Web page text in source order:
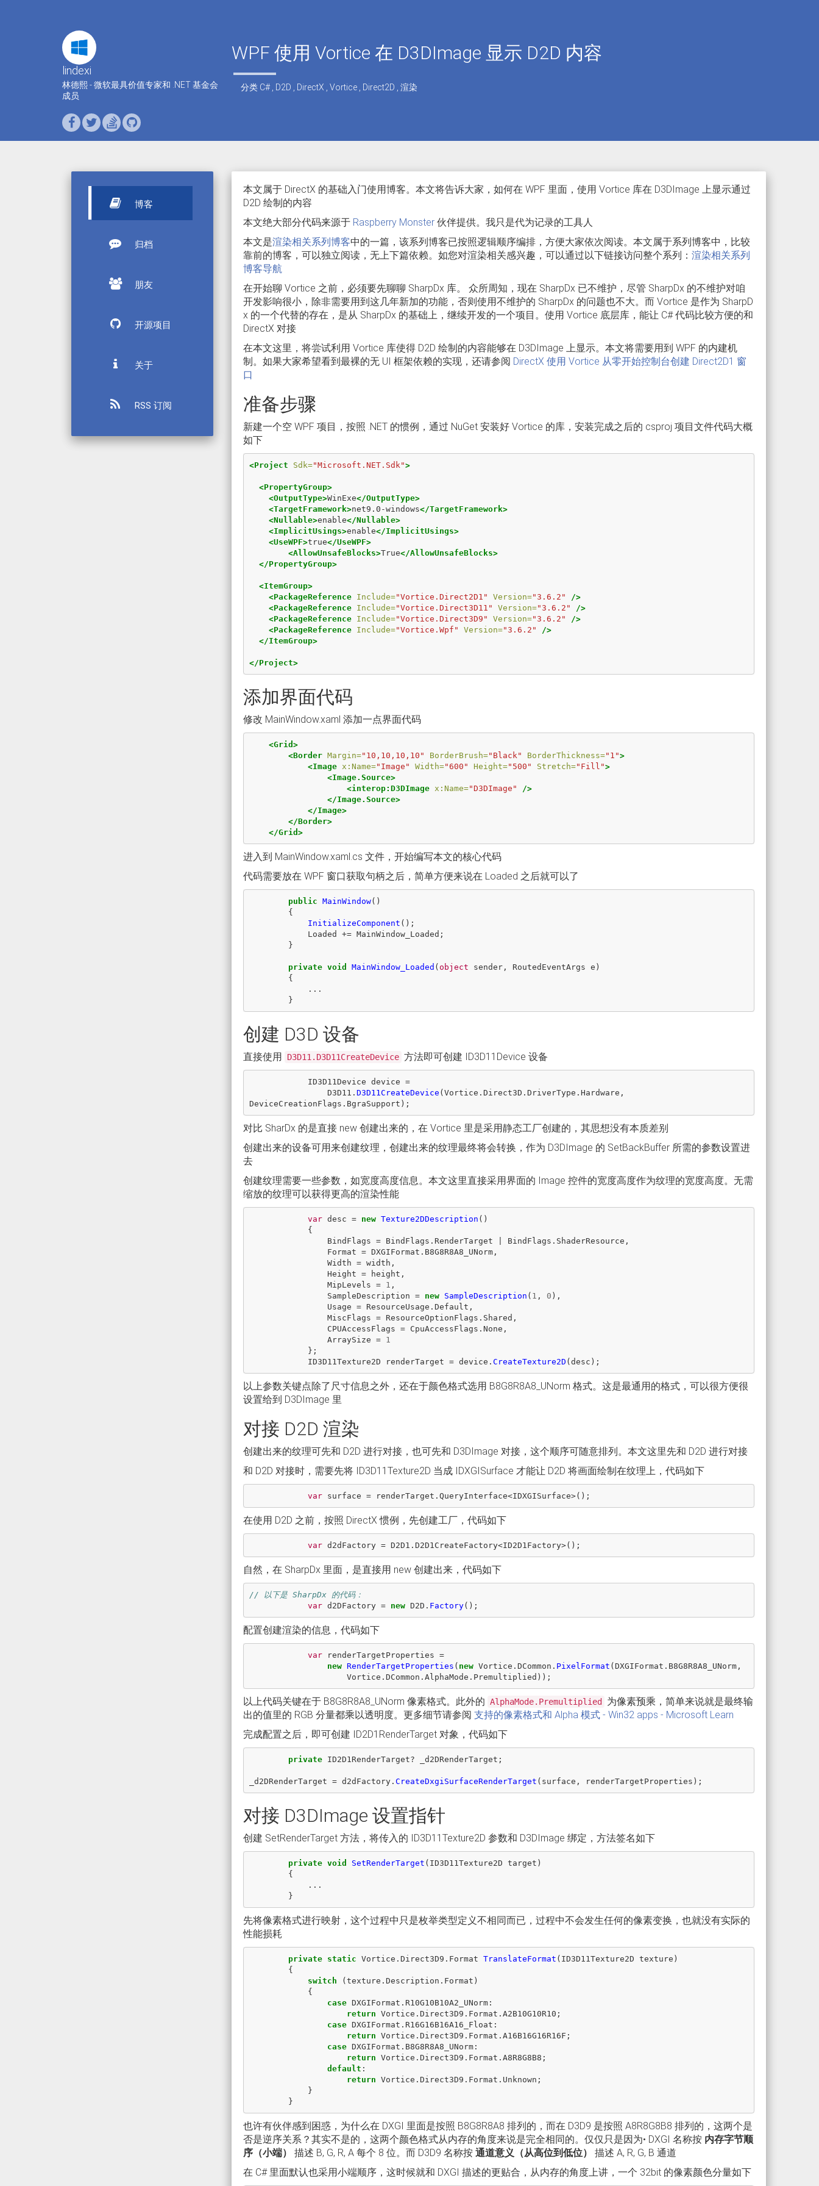
lindexi
林德熙 - 微软最具价值专家和 .NET 基金会
成员
WPF 使用 Vortice 在 D3DImage 显示 D2D 内容
分类 C#, D2D DirectX Vortice, Direct2D 渲染
博客
归档
朋友
开源项目
关于
RSS 订阅
本文属于 DirectX 的基础入门使用博客。本文将告诉大家，如何在 WPF 里面，使用 Vortice 库在 D3DImage 上显示通过
D2D 绘制的内容
本文绝大部分代码来源于 Raspberry Monster伙伴提供。我只是代为记录的工具人
本文是渲染相关系列博客中的一篇，该系列博客已按照逻辑顺序编排，方便大家依次阅读。本文属于系列博客中，比较
靠前的博客，可以独立阅读，无上下篇依赖。如您对渲染相关感兴趣，可以通过以下链接访问整个系列： 渲染相关系列
博客导航
在开始聊 Vortice 之前，必须要先聊聊 SharpDx 库。 众所周知，现在 SharpDx 已不维护，尽管 SharpDx 的不维护对咱
开发影响很小，除非需要用到这几年新加的功能，否则使用不维护的 SharpDx 的问题也不大。而 Vortice 是作为 SharpD
x 的一个代替的存在，是从 SharpDx 的基础上，继续开发的一个项目。使用 Vortice 底层库，能让 C# 代码比较方便的和
DirectX 对接
在本文这里，将尝试利用 Vortice 库使得 D2D 绘制的内容能够在 D3DImage 上显示。本文将需要用到 WPF 的内建机
制。如果大家希望看到最裸的无 UI 框架依赖的实现，还请参阅 DirectX 使用 Vortice 从零开始控制台创建 Direct2D1 窗
口
准备步骤
新建一个空 WPF 项目，按照 .NET 的惯例，通过 NuGet 安装好 Vortice 的库，安装完成之后的 csproj 项目文件代码大概
如下
<Project Sdk="Microsoft.NET.Sdk">
<PropertyGroup>
<OutputType>WinExe</OutputType>
<TargetFramework>net9.0-windows</TargetFramework>
<Nullable>enable</Nullable>
<ImplicitUsings>enable</ImplicitUsings>
<UseWPF>true</UseWPF>
<AllowUnsafeBlocks>True</AllowUnsafeBlocks>
</PropertyGroup>
<ItemGroup>
<PackageReference Include="Vortice.Direct2D1" Version="3.6.2"
/>
<PackageReference Include="Vortice.Direct3D11" Version="3.6.2"
/>
<PackageReference Include="Vortice.Direct3D9" Version="3.6.2"
/>
<PackageReference Include="Vortice.Wpf" Version="3.6.2"
/>
</ItemGroup>
</Project>
添加界面代码
修改 MainWindow.xaml 添加一点界面代码
<Grid>
<Border Margin="10,10,10,10" BorderBrush="Black" BorderThickness="1">
<Image x:Name="Image" Width="600" Height="500" Stretch="Fill">
<Image.Source>
<interop:D3DImage x:Name="D3DImage"
/>
</Image.Source>
</Image>
</Border>
</Grid>
进入到 MainWindow.xaml.cs 文件，开始编写本文的核心代码
代码需要放在 WPF 窗口获取句柄之后，简单方便来说在 Loaded 之后就可以了
public MainWindow()
{
InitializeComponent ();
Loaded
+= MainWindow_Loaded ;
}
private void MainWindow_Loaded (object sender , RoutedEventArgs e )
{
...
}
创建 D3D 设备
直接使用 D3D11.D3D11CreateDevice 方法即可创建 ID3D11Device 设备
ID3D11Device device =
D3D11 . D3D11CreateDevice (Vortice . Direct3D . DriverType . Hardware ,
DeviceCreationFlags . BgraSupport );
对比 SharDx 的是直接 new 创建出来的，在 Vortice 里是采用静态工厂创建的，其思想没有本质差别
创建出来的设备可用来创建纹理，创建出来的纹理最终将会转换，作为 D3DImage 的 SetBackBuffer 所需的参数设置进
去
创建纹理需要一些参数，如宽度高度信息。本文这里直接采用界面的 Image 控件的宽度高度作为纹理的宽度高度。无需
缩放的纹理可以获得更高的渲染性能
var desc = new Texture2DDescription ()
{
BindFlags = BindFlags . RenderTarget BindFlags . ShaderResource ,
Format = DXGIFormat . B8G8R8A8_UNorm ,
Width = width ,
Height = height ,
MipLevels = 1 ,
SampleDescription = new SampleDescription ( 1 , 0 ),
Usage = ResourceUsage . Default ,
MiscFlags = ResourceOptionFlags . Shared ,
CPUAccessFlags = CpuAccessFlags . None ,
ArraySize = 1
};
ID3D11Texture2D
renderTarget = device . CreateTexture2D (desc );
以上参数关键点除了尺寸信息之外，还在于颜色格式选用 B8G8R8A8_UNorm 格式。这是最通用的格式，可以很方便很
设置给到 D3DImage 里
对接 D2D 渲染
创建出来的纹理可先和 D2D 进行对接，也可先和 D3DImage 对接，这个顺序可随意排列。本文这里先和 D2D 进行对接
和 D2D 对接时，需要先将 ID3D11Texture2D 当成 IDXGISurface 才能让 D2D 将画面绘制在纹理上，代码如下
var surface = renderTarget . QueryInterface<IDXGISurface>();
在使用 D2D 之前，按照 DirectX 惯例，先创建工厂，代码如下
var d2dFactory = D2D1 . D2D1CreateFactory<ID2D1Factory>();
自然，在 SharpDx 里面，是直接用 new 创建出来，代码如下
// 以下是 SharpDx 的代码：
var d2DFactory = new D2D . Factory();
配置创建渲染的信息，代码如下
var renderTargetProperties =
new RenderTargetProperties ( new Vortice . DCommon . PixelFormat (DXGIFormat . B8G8R8A8_UNorm ,
Vortice . DCommon . AlphaMode . Premultiplied ));
以上代码关键在于 B8G8R8A8_UNorm 像素格式。此外的 AlphaMode.Premultiplied
为像素预乘，简单来说就是最终输
出的值里的 RGB 分量都乘以透明度。更多细节请参阅 支持的像素格式和 Alpha 模式 - Win32 apps - Microsoft Learn
完成配置之后，即可创建 ID2D1RenderTarget 对象，代码如下
private ID2D1RenderTarget? _d2DRenderTarget ;
_d2DRenderTarget = d2dFactory . CreateDxgiSurfaceRenderTarget ( surface , renderTargetProperties );
对接 D3DImage 设置指针
创建 SetRenderTarget 方法，将传入的 ID3D11Texture2D 参数和 D3DImage 绑定，方法签名如下
private void SetRenderTarget ( ID3D11Texture2D target )
{
...
}
先将像素格式进行映射，这个过程中只是枚举类型定义不相同而已，过程中不会发生任何的像素变换，也就没有实际的
性能损耗
private static Vortice . Direct3D9 . Format TranslateFormat ( ID3D11Texture2D texture )
{
switch
(texture . Description . Format )
{
case DXGIFormat . R10G10B10A2_UNorm :
return Vortice . Direct3D9 . Format . A2B10G10R10 ;
case DXGIFormat . R16G16B16A16_Float :
return Vortice . Direct3D9 . Format . A16B16G16R16F ;
case DXGIFormat . B8G8R8A8_UNorm :
return Vortice . Direct3D9 . Format . A8R8G8B8 ;
default :
return Vortice . Direct3D9 . Format . Unknown ;
}
}
也许有伙伴感到困惑，为什么在 DXGI 里面是按照 B8G8R8A8 排列的，而在 D3D9 是按照 A8R8G8B8 排列的，这两个是
否是逆序关系？其实不是的，这两个颜色格式从内存的角度来说是完全相同的。仅仅只是因为• DXGI 名称按 内存字节顺
序（小端）
描述 B, G, R, A 每个 8 位。而 D3D9 名称按 通道意义（从高位到低位）
描述 A, R, G, B 通道
在 C# 里面默认也采用小端顺序，这时候就和 DXGI 描述的更贴合，从内存的角度上讲，一个 32bit 的像素颜色分量如下